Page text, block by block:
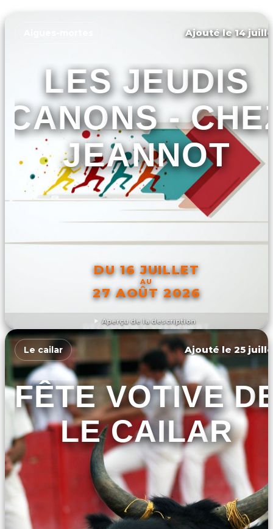
Aperçu de la description
Ajouté le 14
LES JEUDIS
CANONS -
JEANNOT
DU 16 JUILLET
AU
27 AOÛT 2026
DÉCOUVRIR L'ÉVÉNEMENT
Le cailar Ajouté le 25
FÊTE VOTIVE
LE CAILAR